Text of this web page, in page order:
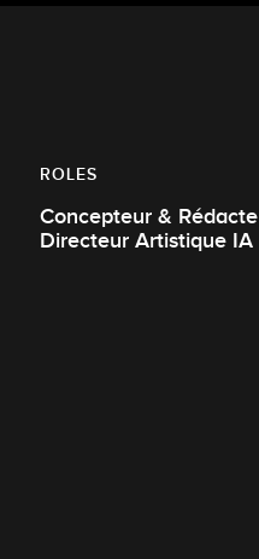
ROLES
Concepteur &
Directeur Artistique IA